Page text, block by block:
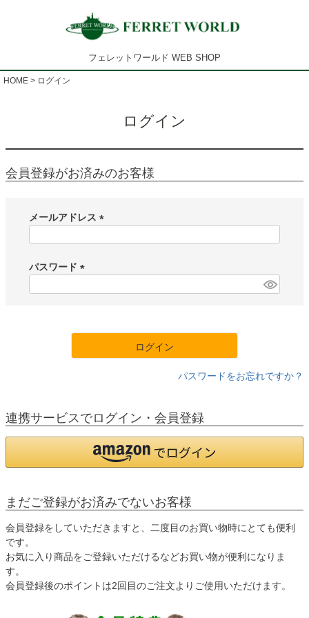
フェレットワールド WEB SHOP
HOME ログイン
ログイン
会員登録がお済みのお客様
メールアドレス
)
パスワード
ログイン
パスワードをお忘れですか？
連携サービスでログイン・会員登録
まだご登録がお済みでないお客様
会員登録をしていただきますと、二度目のお買い物時にとても便利
です。
お気に入り商品をご登録いただけるなどお買い物が便利になりま
す。
会員登録後のポイントは2回目のご注文よりご使用いただけます。